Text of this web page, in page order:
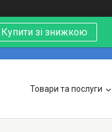
Купити зі знижкою
Товари та послуги